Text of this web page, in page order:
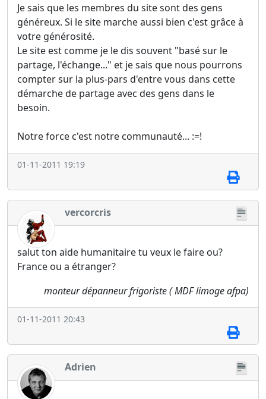
Je sais que les membres du site sont des gens
généreux. Si le site marche aussi bien c'est grâce à
votre générosité.
Le site est comme je le dis souvent "basé sur le
partage, l'échange..." et je sais que nous pourrons
compter sur la plus-pars d'entre vous dans cette
démarche de partage avec des gens dans le
besoin.
Notre force c'est notre communauté... :=!
01-11-2011 19:19
vercorcris
salut ton aide humanitaire tu veux le faire ou?
France ou a étranger?
monteur dépanneur frigoriste ( MDF limoge afpa)
01-11-2011 20:43
Adrien